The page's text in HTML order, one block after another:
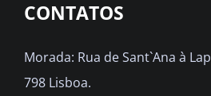
CONTATOS
Morada: Rua de Sant`Ana à
798 Lisboa.